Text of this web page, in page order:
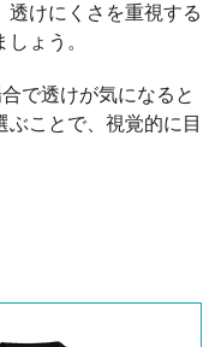
透けにくさを重視する
ょう。
で透けが気になると
ことで、視覚的に目